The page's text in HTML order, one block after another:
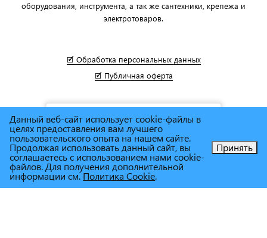
оборудования, инструмента, а так же сантехники, крепежа и
электротоваров.
🗹 Обработка персональных данных
🗹 Публичная оферта
Позвоните нам!
Данный веб-сайт использует cookie-файлы в
целях предоставления вам лучшего
пользовательского опыта на нашем сайте.
Продолжая использовать данный сайт, вы
соглашаетесь с использованием нами cookie-
файлов. Для получения дополнительной
информации см.Политика Cookie.
Принять